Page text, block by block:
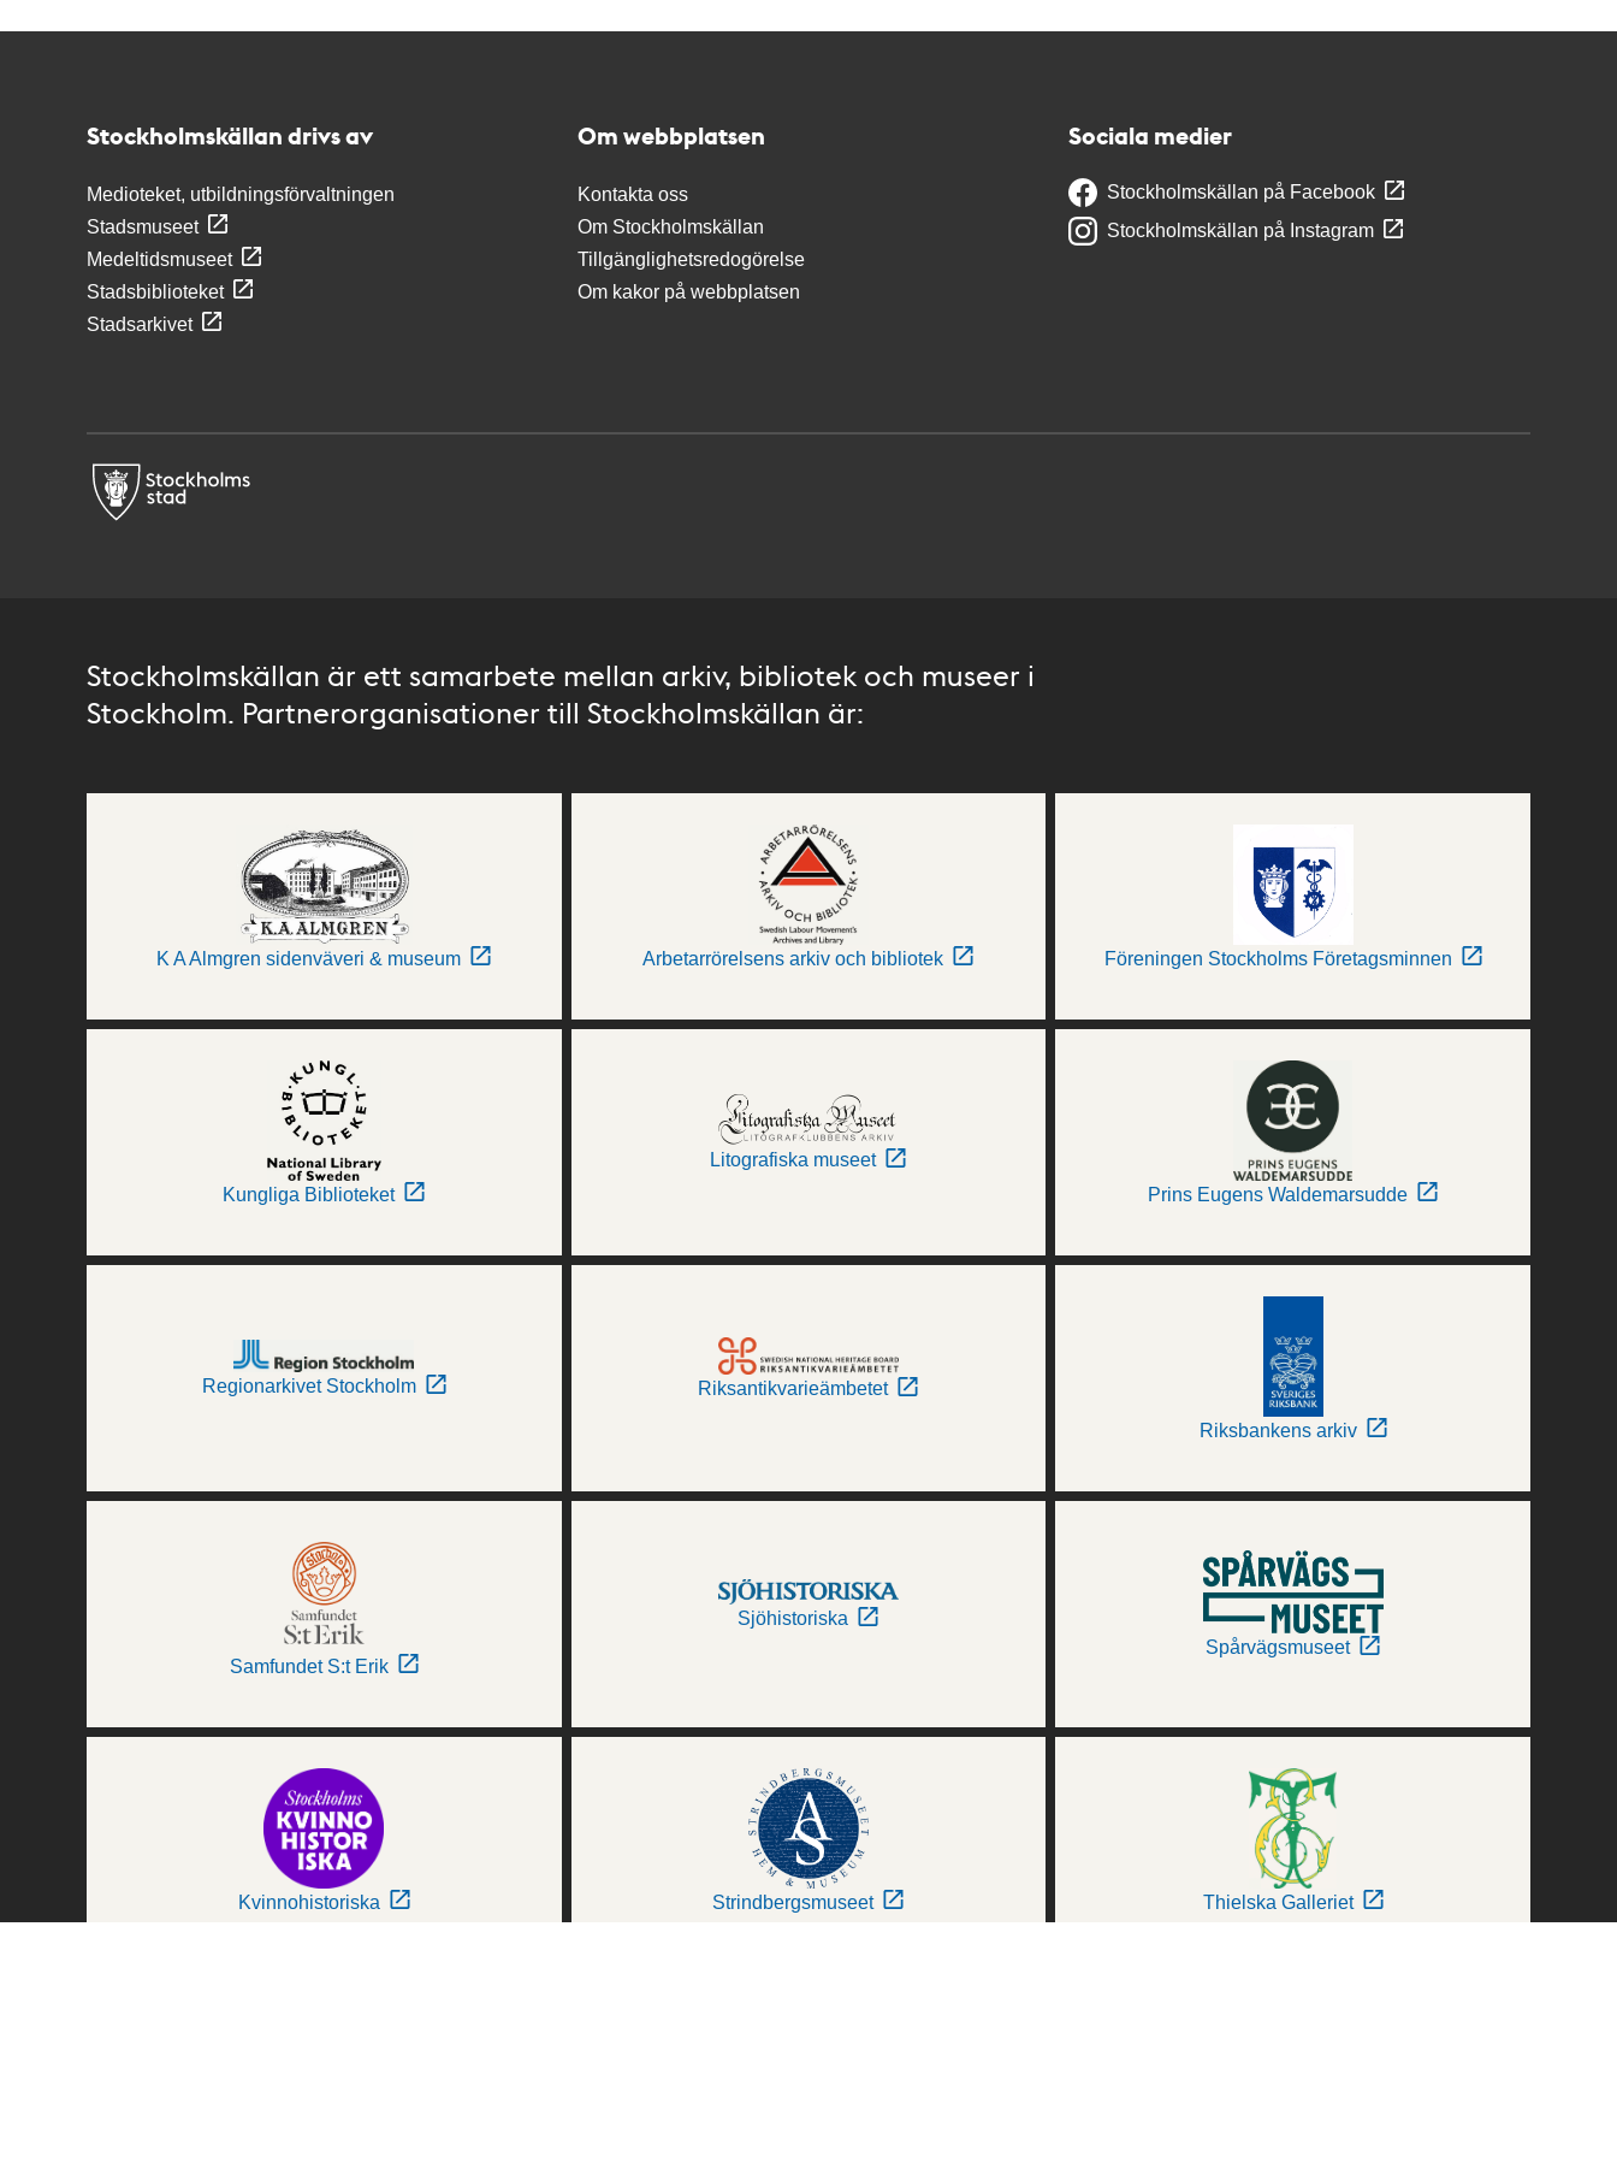
Stockholmskällan drivs av
Medioteket, utbildningsförvaltningen
Stadsmuseet
Medeltidsmuseet
Stadsbiblioteket
Stadsarkivet
Om webbplatsen
Kontakta oss
Om Stockholmskällan
Tillgänglighetsredogörelse
Om kakor på webbplatsen
Sociala medier
Stockholmskällan på Facebook
Stockholmskällan på Instagram
Stockholmskällan är ett samarbete mellan arkiv, bibliotek och museer i
Stockholm. Partnerorganisationer till Stockholmskällan är:
K A Almgren sidenväveri & museum Arbetarrörelsens arkiv och bibliotek Föreningen Stockholms Företagsminnen
Kungliga Biblioteket
Litografiska museet
Prins Eugens Waldemarsudde
Regionarkivet Stockholm Riksantikvarieämbetet
Riksbankens arkiv
Samfundet S:t Erik
Sjöhistoriska
Spårvägsmuseet
Kvinnohistoriska Strindbergsmuseet Thielska Galleriet